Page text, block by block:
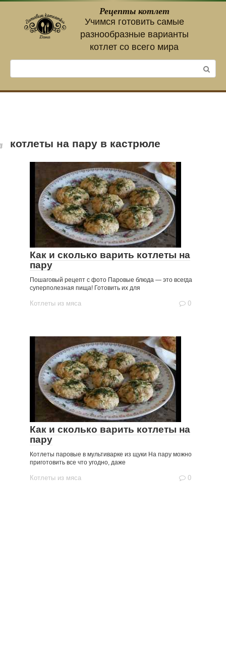
контенту
Рецепты котлет
Учимся готовить самые
разнообразные варианты
котлет со всего мира
котлеты на пару в кастрюле
Как и сколько варить котлеты на
пару
Пошаговый рецепт с фото Паровые блюда — это всегда
суперполезная пища! Готовить их для
Котлеты из мяса 0
Как и сколько варить котлеты на
пару
Котлеты паровые в мультиварке из щуки На пару можно
приготовить все что угодно, даже
Котлеты из мяса 0